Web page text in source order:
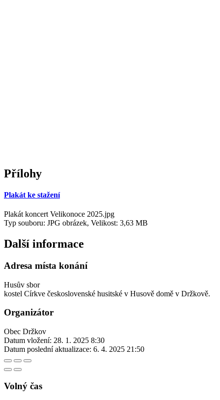
Přílohy
Plakát ke stažení
Plakát koncert Velikonoce 2025.jpg
Typ souboru: JPG obrázek, Velikost: 3,63 MB
Další informace
Adresa místa konání
Husův sbor
kostel Církve československé husitské v Husově domě v Držkově.
Organizátor
Obec Držkov
Datum vložení: 28. 1. 2025 8:30
Datum poslední aktualizace: 6. 4. 2025 21:50
Volný čas